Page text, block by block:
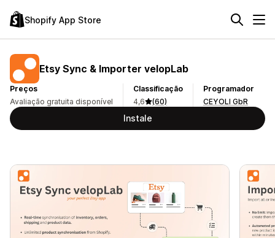
Shopify App Store
Etsy Sync & Importer velopLab
Preços
Avaliação gratuita disponível
Classificação
4,6
(60)
Programador
CEYOLI GbR
Instale